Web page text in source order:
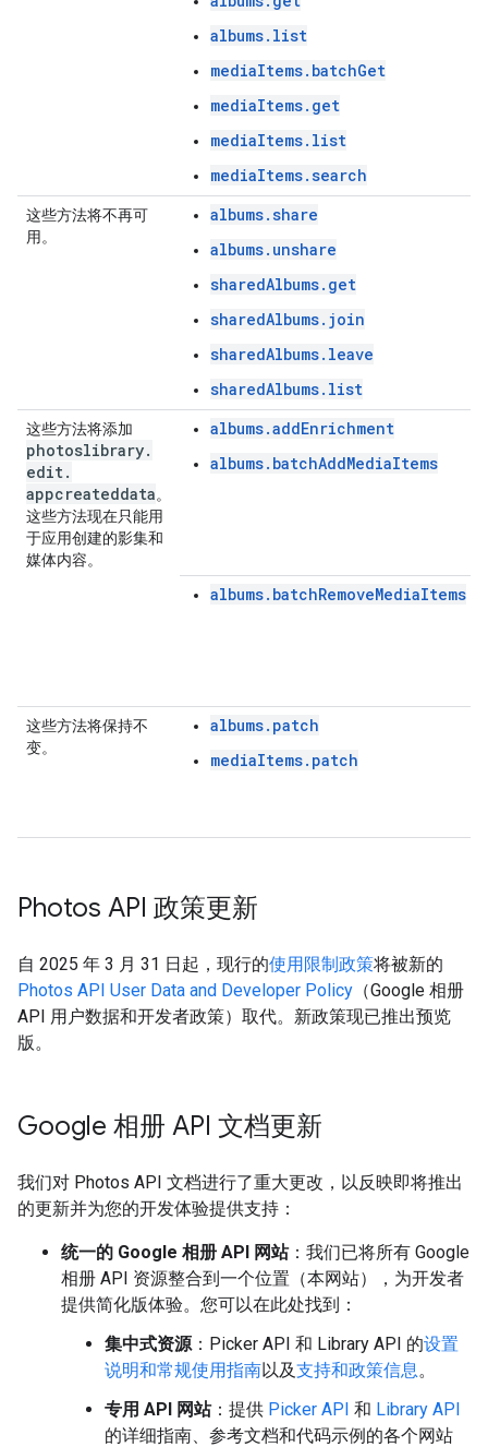
albums.list
mediaItems.batchGet
mediaItems.get
mediaItems.list
mediaItems.search
这些方法将不再可
用。
albums.share
albums.unshare
sharedAlbums.get
sharedAlbums.join
sharedAlbums.leave
sharedAlbums.list
这些方法将添加
photoslibrary.
edit.
appcreateddata。
这些方法现在只能用
于应用创建的影集和
媒体内容。
albums.addEnrichment
albums.batchAddMediaItems
albums.batchRemoveMediaItems
这些方法将保持不
变。
albums.patch
mediaItems.patch
Photos API 政策更新
自 2025 年 3 月 31 日起，现行的使用限制政策将被新的
Photos API User Data and Developer Policy （Google 相册
API 用户数据和开发者政策）取代。新政策现已推出预览
版。
Google 相册 API 文档更新
我们对 Photos API 文档进行了重大更改，以反映即将推出
的更新并为您的开发体验提供支持：
统一的 Google 相册 API 网站：我们已将所有 Google
相册 API 资源整合到一个位置（本网站），为开发者
提供简化版体验。您可以在此处找到：
集中式资源：Picker API 和 Library API 的设置
说明和常规使用指南以及支持和政策信息。
专用 API 网站：提供 Picker API 和 Library API
的详细指南、参考文档和代码示例的各个网站